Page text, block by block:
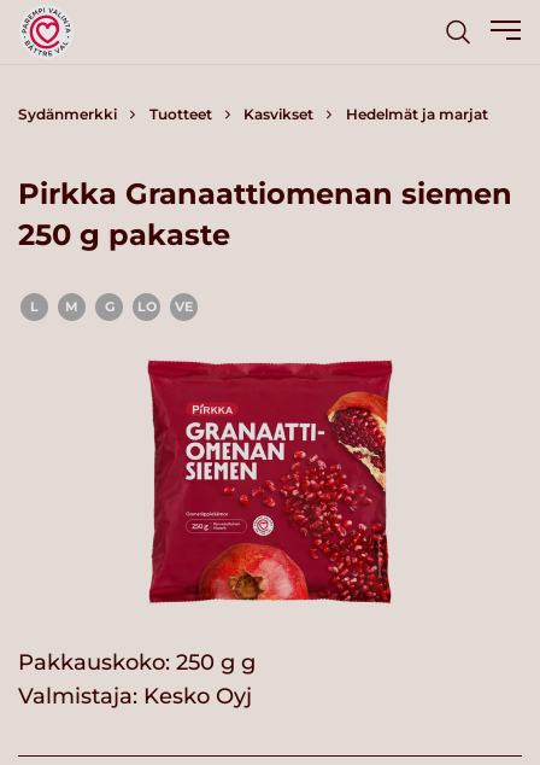
Sydänmerkki Tuotteet Kasvikset Hedelmät ja marjat
Pirkka Granaattiomenan siemen
250 g pakaste
L M G LO VE
Pakkauskoko: 250 g g
Valmistaja: Kesko Oyj